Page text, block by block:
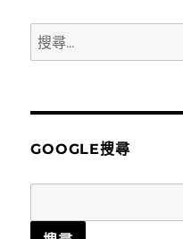
搜
尋
鍵
GOOGLE搜尋